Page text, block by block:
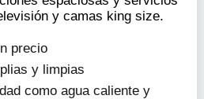
y camas king size.
precio
y limpias
como agua caliente y